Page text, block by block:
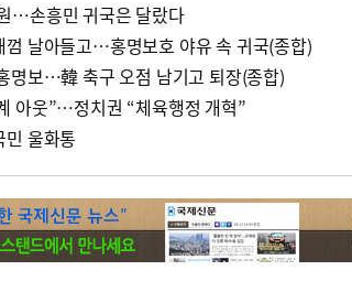
…손흥민 귀국은 달랐다
껌 날아들고…홍명보호 야유 속 귀국(종합)
명보…韓 축구 오점 남기고 퇴장(종합)
아웃”…정치권 “체육행정 개혁”
민 울화통